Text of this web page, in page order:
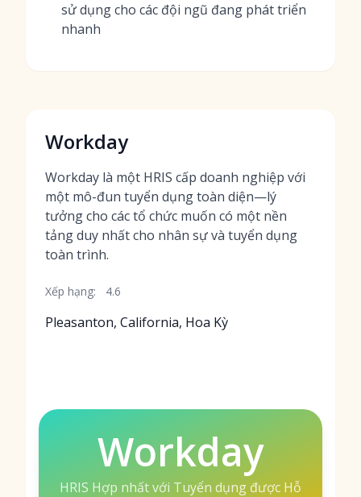
sử dụng cho các đội ngũ đang phát triển
nhanh
Workday
Workday là một HRIS cấp doanh nghiệp với
một mô-đun tuyển dụng toàn diện—lý
tưởng cho các tổ chức muốn có một nền
tảng duy nhất cho nhân sự và tuyển dụng
toàn trình.
Xếp hạng: 4.6
Pleasanton, California, Hoa Kỳ
Workday
HRIS Hợp nhất với Tuyển dụng được Hỗ